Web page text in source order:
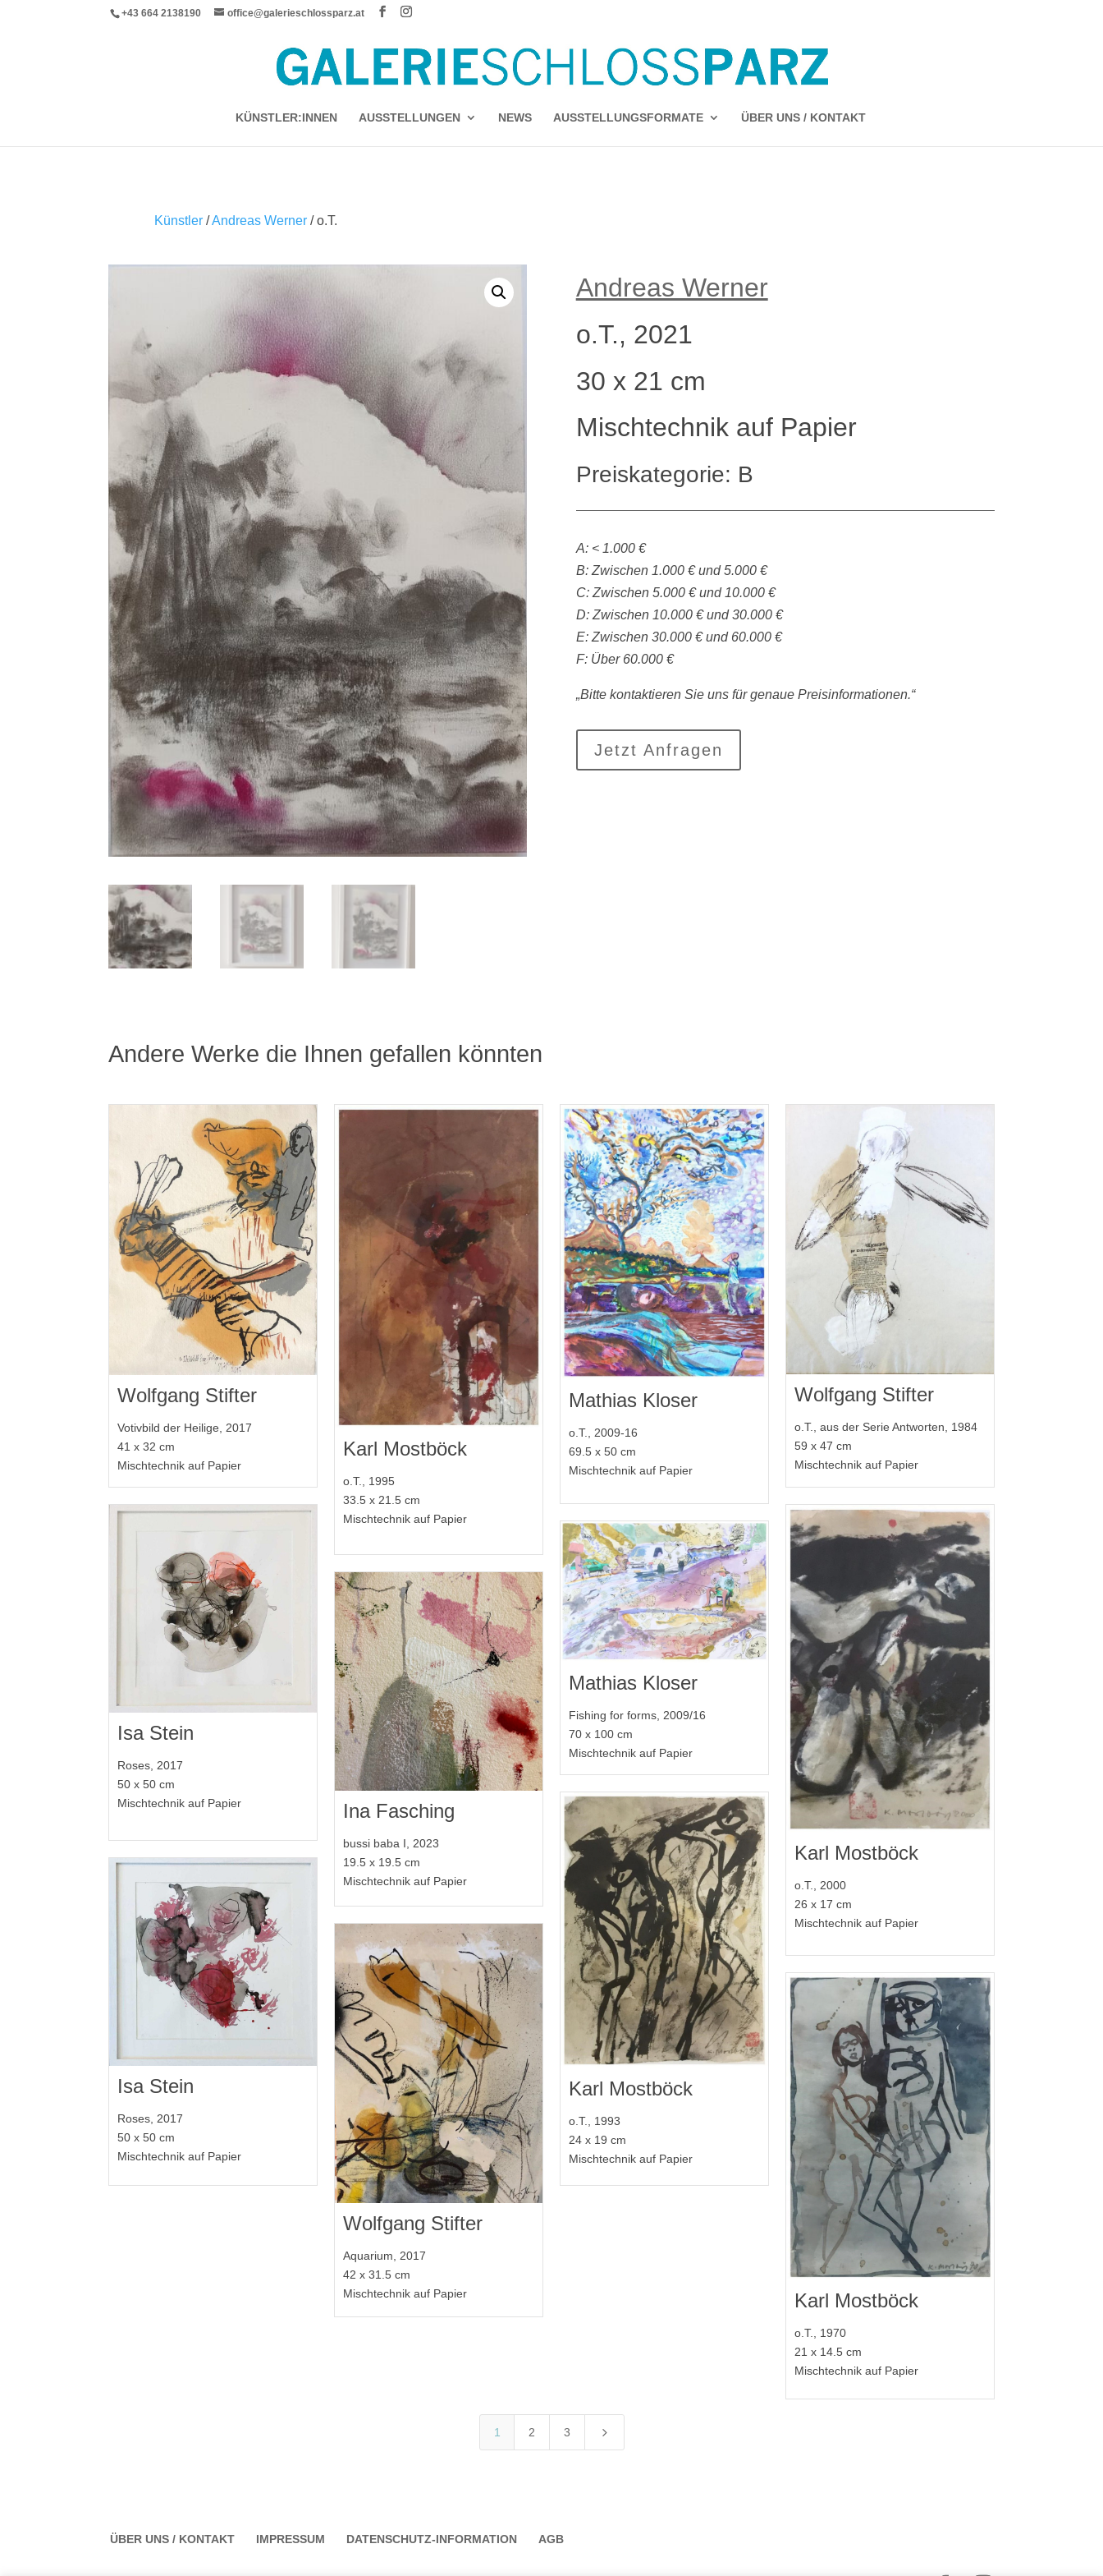
+43 664 2138190 office@galerieschlossparz.at
KÜNSTLER:INNEN AUSSTELLUNGEN NEWS AUSSTELLUNGSFORMATE ÜBER UNS / KONTAKT
Künstler /Andreas Werner / o.T.
Andreas Werner
o.T., 2021
30 x 21 cm
Mischtechnik auf Papier
Preiskategorie: B
A: < 1.000 €
B: Zwischen 1.000 € und 5.000 €
C: Zwischen 5.000 € und 10.000 €
D: Zwischen 10.000 € und 30.000 €
E: Zwischen 30.000 € und 60.000 €
F: Über 60.000 €
„Bitte kontaktieren Sie uns für genaue Preisinformationen.“
Jetzt Anfragen
Andere Werke die Ihnen gefallen könnten
Wolfgang Stifter
Votivbild der Heilige, 2017
41 x 32 cm
Mischtechnik auf Papier
Karl Mostböck
o.T., 1995
33.5 x 21.5 cm
Mischtechnik auf Papier
Mathias Kloser
o.T., 2009-16
69.5 x 50 cm
Mischtechnik auf Papier
Wolfgang Stifter
o.T., aus der Serie Antworten, 1984
59 x 47 cm
Mischtechnik auf Papier
Isa Stein
Roses, 2017
50 x 50 cm
Mischtechnik auf Papier
Karl Mostböck
o.T., 2000
26 x 17 cm
Mischtechnik auf Papier
Mathias Kloser
Fishing for forms, 2009/16
70 x 100 cm
Mischtechnik auf Papier
Ina Fasching
bussi baba I, 2023
19.5 x 19.5 cm
Mischtechnik auf Papier
Karl Mostböck
o.T., 1993
24 x 19 cm
Mischtechnik auf Papier
Isa Stein
Roses, 2017
50 x 50 cm
Mischtechnik auf Papier
Wolfgang Stifter
Aquarium, 2017
42 x 31.5 cm
Mischtechnik auf Papier
Karl Mostböck
o.T., 1970
21 x 14.5 cm
Mischtechnik auf Papier
1 2 3 5
ÜBER UNS / KONTAKT IMPRESSUM DATENSCHUTZ-INFORMATION AGB